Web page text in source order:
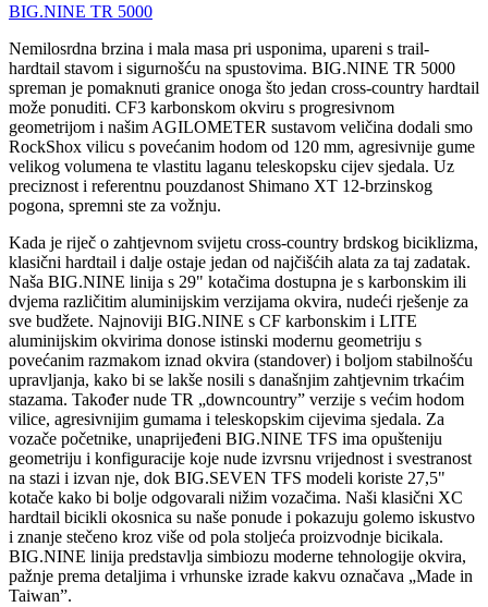
BIG.NINE TR 5000
Nemilosrdna brzina i mala masa pri usponima, upareni s trail-
hardtail stavom i sigurnošću na spustovima. BIG.NINE TR 5000
spreman je pomaknuti granice onoga što jedan cross-country hardtail
može ponuditi. CF3 karbonskom okviru s progresivnom
geometrijom i našim AGILOMETER sustavom veličina dodali smo
RockShox vilicu s povećanim hodom od 120 mm, agresivnije gume
velikog volumena te vlastitu laganu teleskopsku cijev sjedala. Uz
preciznost i referentnu pouzdanost Shimano XT 12-brzinskog
pogona, spremni ste za vožnju.
Kada je riječ o zahtjevnom svijetu cross-country brdskog biciklizma,
klasični hardtail i dalje ostaje jedan od najčišćih alata za taj zadatak.
Naša BIG.NINE linija s 29" kotačima dostupna je s karbonskim ili
dvjema različitim aluminijskim verzijama okvira, nudeći rješenje za
sve budžete. Najnoviji BIG.NINE s CF karbonskim i LITE
aluminijskim okvirima donose istinski modernu geometriju s
povećanim razmakom iznad okvira (standover) i boljom stabilnošću
upravljanja, kako bi se lakše nosili s današnjim zahtjevnim trkaćim
stazama. Također nude TR „downcountry” verzije s većim hodom
vilice, agresivnijim gumama i teleskopskim cijevima sjedala. Za
vozače početnike, unaprijeđeni BIG.NINE TFS ima opušteniju
geometriju i konfiguracije koje nude izvrsnu vrijednost i svestranost
na stazi i izvan nje, dok BIG.SEVEN TFS modeli koriste 27,5"
kotače kako bi bolje odgovarali nižim vozačima. Naši klasični XC
hardtail bicikli okosnica su naše ponude i pokazuju golemo iskustvo
i znanje stečeno kroz više od pola stoljeća proizvodnje bicikala.
BIG.NINE linija predstavlja simbiozu moderne tehnologije okvira,
pažnje prema detaljima i vrhunske izrade kakvu označava „Made in
Taiwan”.